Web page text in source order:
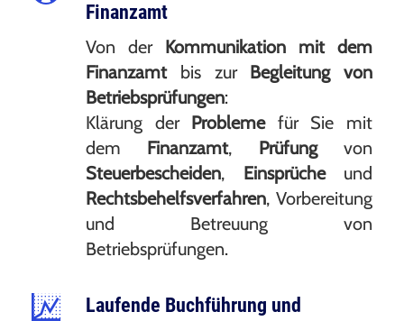
Finanzamt
Von der Kommunikation mit dem
Finanzamtbis zur Begleitung von
Betriebsprüfungen:
Klärung der Problemefür Sie mit
dem Finanzamt, Prüfungvon
Steuerbescheiden, Einsprücheund
Rechtsbehelfsverfahren, Vorbereitung
und Betreuung von
Betriebsprüfungen.
Laufende Buchführung und